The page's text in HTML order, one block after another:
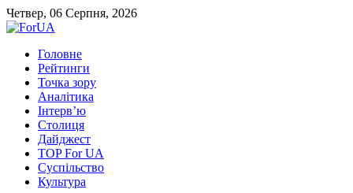
Четвер, 06 Серпня, 2026
Головне
Рейтинги
Точка зору
Аналітика
Інтерв’ю
Столиця
Дайджест
TOP For UA
Суспiльство
Культура